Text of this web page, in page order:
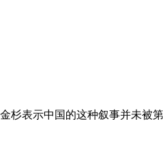
杉表示中国的这种叙事并未被